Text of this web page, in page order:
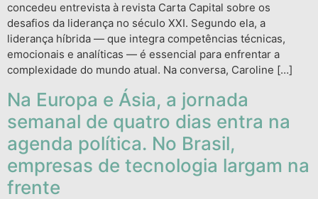
concedeu entrevista à revista Carta Capital sobre os
desafios da liderança no século XXI. Segundo ela, a
liderança híbrida — que integra competências técnicas,
emocionais e analíticas — é essencial para enfrentar a
complexidade do mundo atual. Na conversa, Caroline […]
Na Europa e Ásia, a jornada
semanal de quatro dias entra na
agenda política. No Brasil,
empresas de tecnologia largam na
frente